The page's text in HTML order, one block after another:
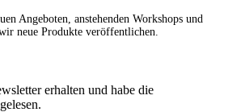
Angeboten, anstehenden Workshops und
neue Produkte veröffentlichen.
erhalten und habe die
gelesen.